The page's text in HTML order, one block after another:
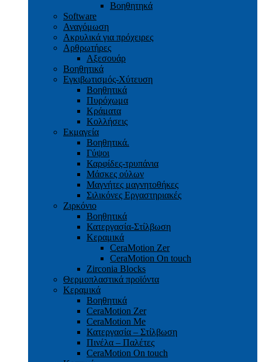
Bοηθητηκά
Software
Αναγόμωση
Ακρυλικά για πρόχειρες
Αρθρωτήρες
Αξεσουάρ
Βοηθητικά
Εγκιβωτισμός-Xύτευση
Βοηθητικά
Πυρόχωμα
Κράματα
Κολλήσεις
Εκμαγεία
Βοηθητικά.
Γύψοι
Καρφίδες-τρυπάνια
Μάσκες ούλων
Μαγνήτες μαγνητοθήκες
Σιλικόνες Εργαστηριακές
Ζιρκόνιο
Βοηθητικά
Κατεργασία-Στίλβωση
Κεραμικά
CeraMotion Zer
CeraMotion On touch
Zirconia Blocks
Θερμοπλαστικά προϊόντα
Κεραμικά
Βοηθητικά
CeraMotion Zer
CeraMotion Me
Κατεργασία – Στίλβωση
Πινέλα – Παλέτες
CeraMotion On touch